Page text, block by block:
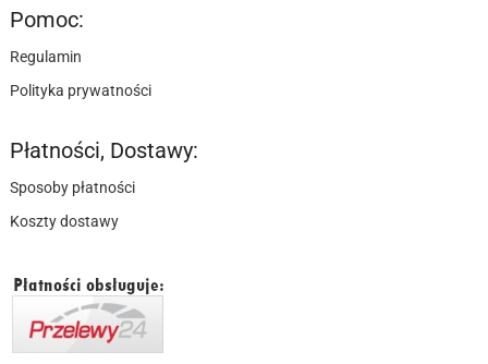
Pomoc:
Regulamin
Polityka prywatności
Płatności, Dostawy:
Sposoby płatności
Koszty dostawy